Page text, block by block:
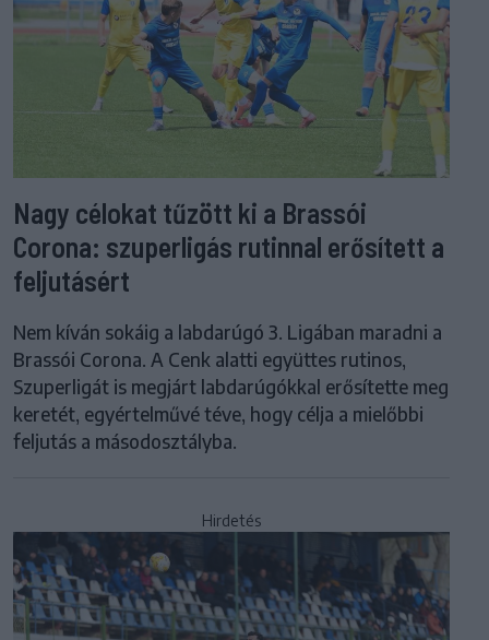
Nagy célokat tűzött ki a Brassói
Corona: szuperligás rutinnal erősített a
feljutásért
Nem kíván sokáig a labdarúgó 3. Ligában maradni a
Brassói Corona. A Cenk alatti együttes rutinos,
Szuperligát is megjárt labdarúgókkal erősítette meg
keretét, egyértelművé téve, hogy célja a mielőbbi
feljutás a másodosztályba.
Hirdetés